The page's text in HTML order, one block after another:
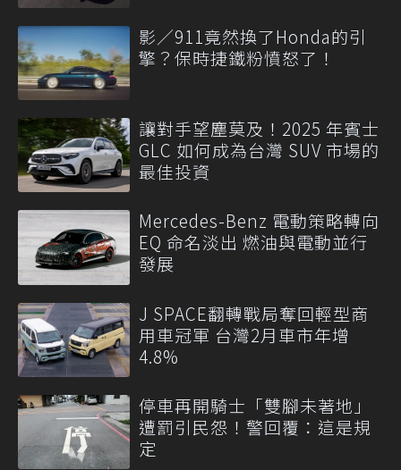
影／911竟然換了Honda的引
擎？保時捷鐵粉憤怒了！
讓對手望塵莫及！2025 年賓士
GLC 如何成為台灣 SUV 市場的
最佳投資
Mercedes-Benz 電動策略轉向
EQ 命名淡出 燃油與電動並行
發展
J SPACE翻轉戰局奪回輕型商
用車冠軍 台灣2月車市年增
4.8%
停車再開騎士「雙腳未著地」
遭罰引民怨！警回覆：這是規
定